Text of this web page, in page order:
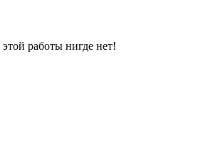
работы нигде нет!